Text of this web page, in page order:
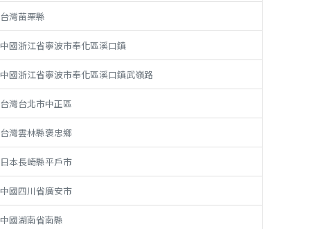
台灣苗栗縣
中國浙江省寧波市奉化區溪口鎮
中國浙江省寧波市奉化區溪口鎮武嶺路
台灣台北市中正區
台灣雲林縣褒忠鄉
日本長崎縣平戶市
中國四川省廣安市
中國湖南省南縣